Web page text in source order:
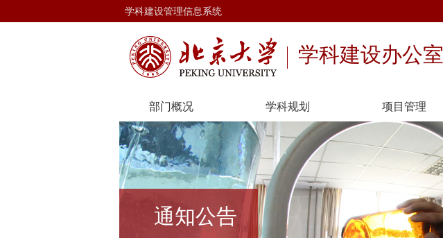
学科建设管理信息系统
学科建设办公室
部门概况 学科规划 项目管理
通知公告